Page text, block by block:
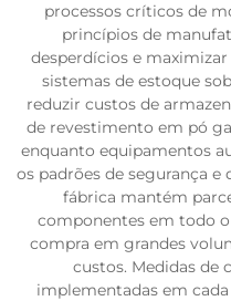
processos críticos de
princípios de
desperdícios e
sistemas de estoque
reduzir custos de
de revestimento em pó
enquanto equipamentos
os padrões de segurança
fábrica mantém
componentes em todo
compra em grandes
custos. Medidas de
implementadas em